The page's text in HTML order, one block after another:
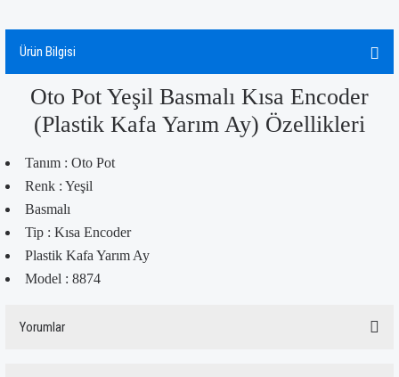
Ürün Bilgisi
Oto Pot Yeşil Basmalı Kısa Encoder
(Plastik Kafa Yarım Ay) Özellikleri
Tanım : Oto Pot
Renk : Yeşil
Basmalı
Tip : Kısa Encoder
Plastik Kafa Yarım Ay
Model : 8874
Yorumlar